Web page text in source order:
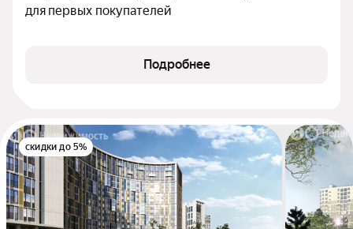
для первых покупателей
Подробнее
скидки до 5%